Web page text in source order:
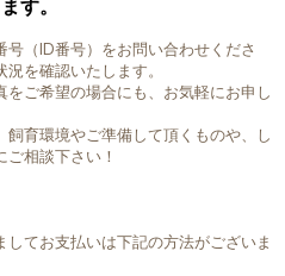
す。
（ID番号）をお問い合わせくださ
を確認いたします。
ご希望の場合にも、お気軽にお申し
育環境やご準備して頂くものや、し
相談下さい！
てお支払いは下記の方法がございま